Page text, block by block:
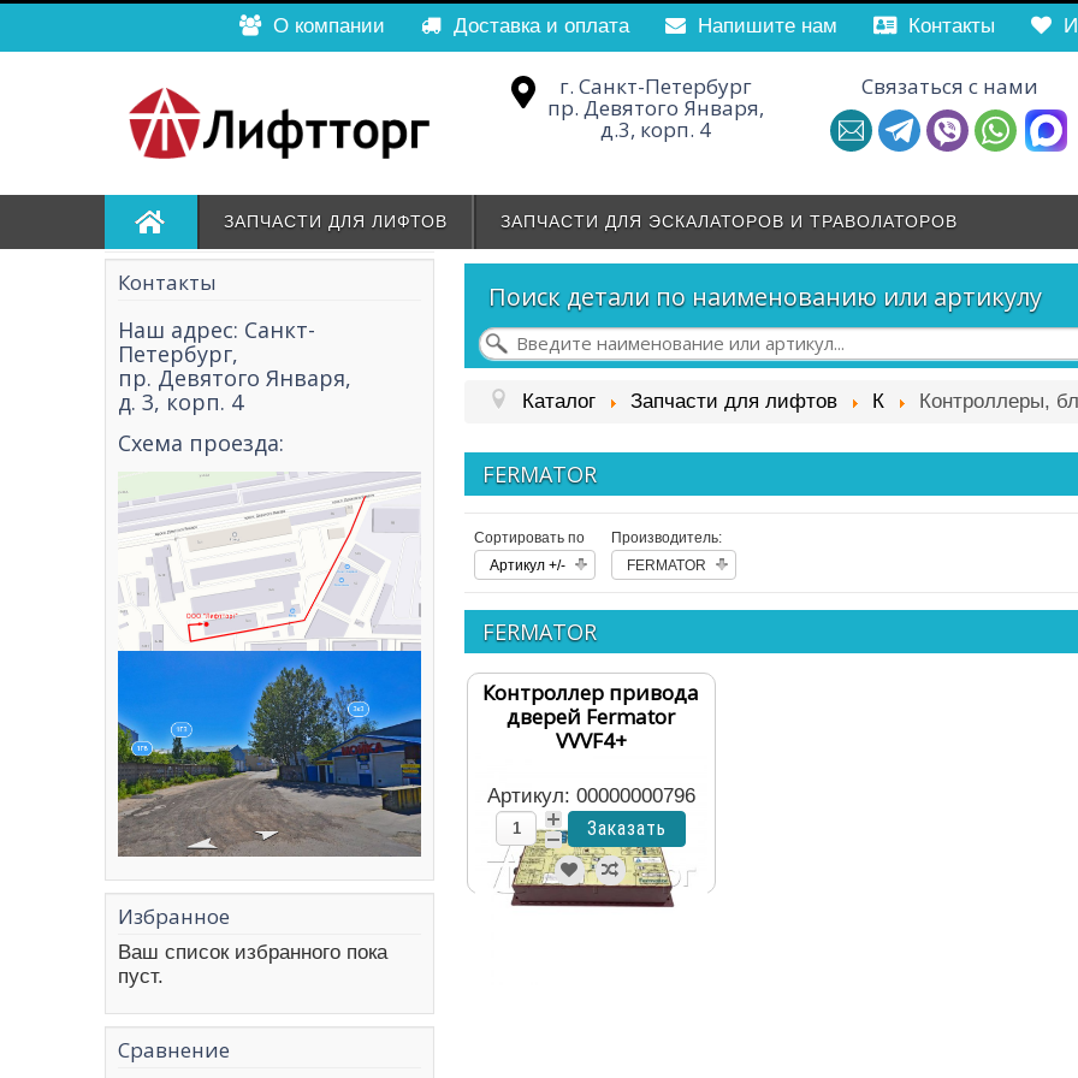
О компании Доставка и оплата ­Напишите нам Контакты
г. Санкт-Петербург
пр. Девятого Января,
д.3, корп. 4
Связаться с нами
ЗАПЧАСТИ ДЛЯ ЛИФТОВ ЗАПЧАСТИ ДЛЯ ЭСКАЛАТОРОВ И ТРАВОЛАТОРОВ
Контакты
Наш адрес: Санкт-
Петербург,
пр. Девятого Января,
д. 3, корп. 4
Схема проезда:
Избранное
Ваш список избранного пока
пуст.
Сравнение
Поиск детали по наименованию или артикулу
Каталог Запчасти для лифтов К Контроллеры,
FERMATOR
Сортировать по
Артикул +/-
Производитель:
FERMATOR
FERMATOR
Контроллер привода
дверей Fermator
VVVF4+
Артикул: 00000000796